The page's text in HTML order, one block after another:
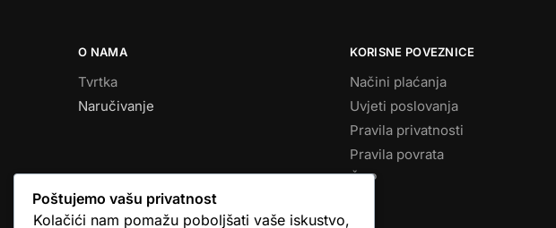
O NAMA
Tvrtka
Naručivanje
KORISNE POVEZNICE
Načini plaćanja
Uvjeti poslovanja
Pravila privatnosti
Pravila povrata
ČPP
Poštujemo vašu privatnost
Kolačići nam pomažu poboljšati vaše iskustvo,